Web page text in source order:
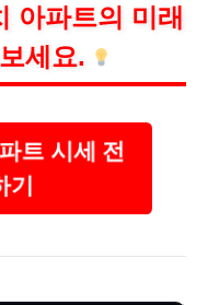
아파트의 미래
세요.
트 시세 전
기